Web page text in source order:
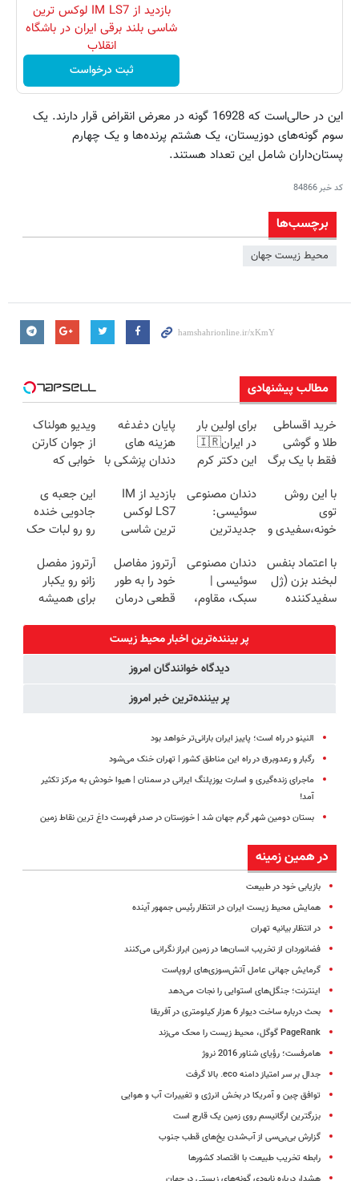
بازدید از IM LS7 لوکس ترین
شاسی بلند برقی ایران در باشگاه
انقلاب
ثبت درخواست
این در حالی‌است که 16928 گونه در معرض انقراض قرار دارند. یک
سوم گونه‌های دوزیستان، یک هشتم پرنده‌ها و یک چهارم
پستان‌داران شامل این تعداد هستند.
کد خبر84866
برچسب‌ها
محیط زیست جهان
مطالب پیشنهادی
خرید اقساطی
طلا و گوشی
فقط با یک برگ
برای اولین بار
در ایران🇮🇷
این دکتر کرم
روزه ساخت!
پایان دغدغه
هزینه های
دندان پزشکی با
کننده خانگی
ویدیو هولناک
از جوان کارتن
خوابی که
آموزش رایگان
با این روش
توی
خونه،سفیدی و
برگردون
(40%off)
دندان مصنوعی
سوئیسی:
جدیدترین
سبک و مقاوم |
پرداخت قسطی
بازدید از IM
LS7 لوکس
ترین شاسی
در باشگاه
انقلاب
این جعبه ی
جادویی خنده
رو رو لبات حک
خرید40%تخفیف
با اعتماد بنفس
لبخند بزن (ژل
سفیدکننده
دندان مصنوعی
سوئیسی |
سبک، مقاوم،
رایگان+پرداخت
اقساطی😍
آرتروز مفاصل
خود را به طور
قطعی درمان
◗پرسش‌نامه◖
آرتروز مفصل
زانو رو یکبار
برای همیشه
پر بیننده‌ترین اخبار محیط زیست
دیدگاه خوانندگان امروز
پر بیننده‌ترین خبر امروز
النینو در راه است؛ پاییز ایران بارانی‌تر خواهد بود
رگبار و رعدوبرق در راه این مناطق کشور | تهران خنک می‌شود
ماجرای زنده‌گیری و اسارت یوزپلنگ ایرانی در سمنان | هیوا خودش به مرکز تکثیر
آمد!
بستان دومین شهر گرم جهان شد | خوزستان در صدر فهرست داغ‌ ترین نقاط زمین
در همین زمینه
بازیابی خود در طبیعت
همایش محیط زیست ایران در انتظار رئیس جمهور آینده
در انتظار بیانیه تهران
فضانوردان از تخریب انسان‌ها در زمین ابراز نگرانی می‌کنند
گرمایش جهانی عامل آتش‌سوزی‌های اروپاست
اینترنت؛ جنگل‌های استوایی را نجات می‌دهد
بحث درباره ساخت دیوار 6 هزار کیلومتری در آفریقا
PageRank گوگل، محیط زیست را محک می‌زند
هامرفست؛ رؤیای شناور 2016 نروژ
جدال بر سر امتیاز دامنه eco. بالا گرفت
توافق چین و آمریکا در بخش انرژی و تغییرات آب و هوایی
بزرگترین ارگانیسم روی زمین یک قارچ است
گزارش بی‌بی‌سی از آب‌شدن یخ‌های قطب جنوب
رابطه تخریب طبیعت با اقتصاد کشورها